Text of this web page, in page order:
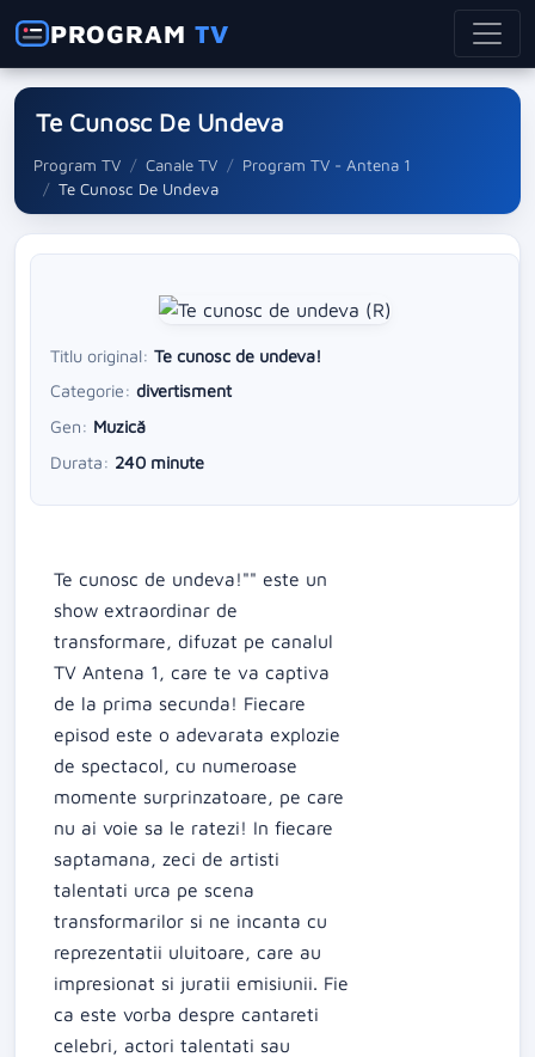
PROGRAMTV
Te Cunosc De Undeva
Program TV Canale TV
Program TV - Antena 1
Te Cunosc De Undeva
Titlu original: Te cunosc de undeva!
Categorie: divertisment
Gen: Muzică
Durata: 240 minute
Te cunosc de undeva!"" este un
show extraordinar de
transformare, difuzat pe canalul
TV Antena 1, care te va captiva
de la prima secunda! Fiecare
episod este o adevarata explozie
de spectacol, cu numeroase
momente surprinzatoare, pe care
nu ai voie sa le ratezi! In fiecare
saptamana, zeci de artisti
talentati urca pe scena
transformarilor si ne incanta cu
reprezentatii uluitoare, care au
impresionat si juratii emisiunii. Fie
ca este vorba despre cantareti
celebri, actori talentati sau